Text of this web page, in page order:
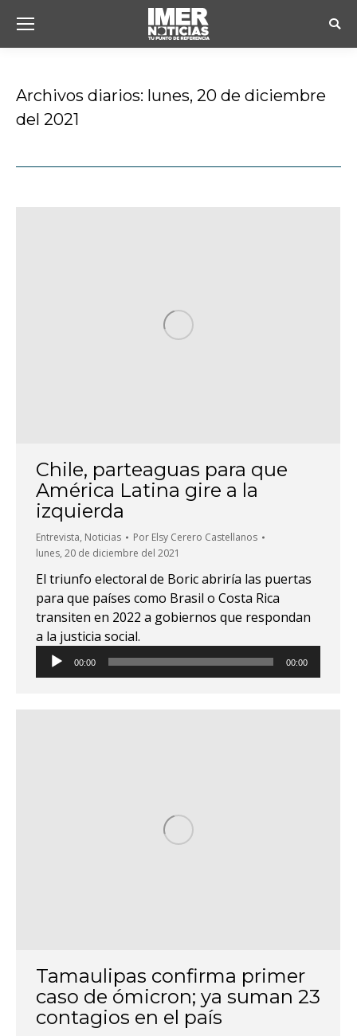
Archivos diarios: lunes, 20 de diciembre
del 2021
Chile, parteaguas para que
América Latina gire a la
izquierda
Entrevista, Noticias Por Elsy Cerero Castellanos
lunes, 20 de diciembre del 2021
El triunfo electoral de Boric abriría las puertas
para que países como Brasil o Costa Rica
transiten en 2022 a gobiernos que respondan
a la justicia social.
Reproductor
de
00:00 00:00
Tamaulipas confirma primer
caso de ómicron; ya suman 23
contagios en el país